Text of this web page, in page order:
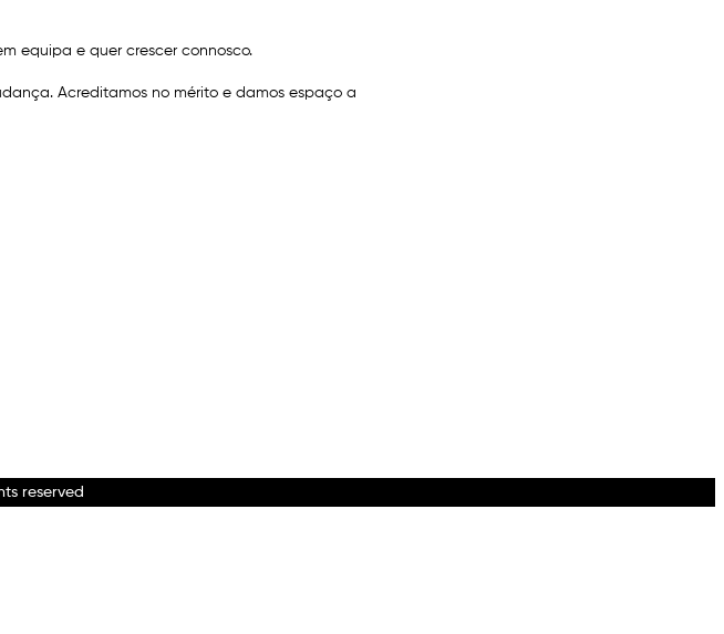
equipa e quer crescer connosco.
Acreditamos no mérito e damos espaço a
reserved